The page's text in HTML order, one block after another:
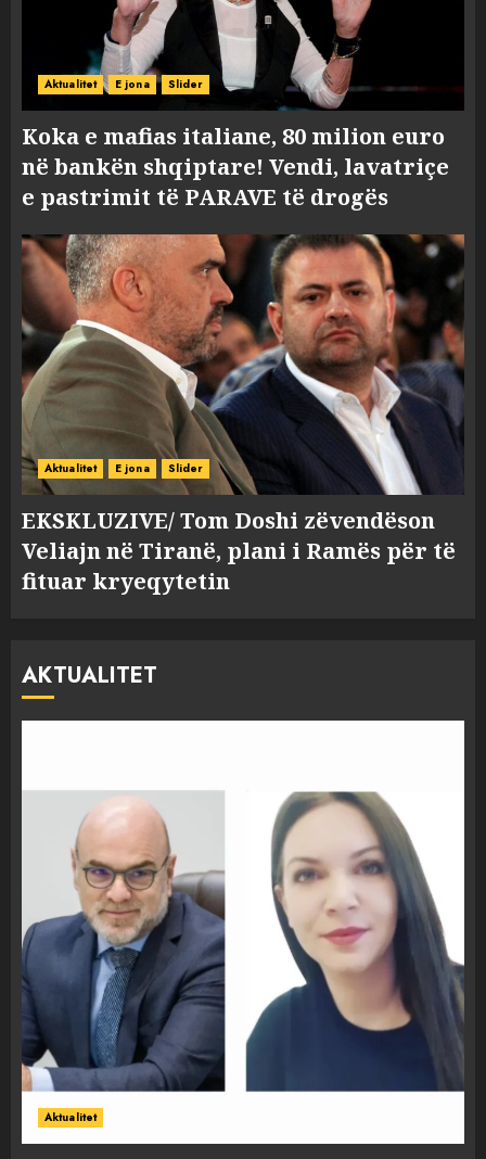
Aktualitet E jona Slider
Koka e mafias italiane, 80 milion euro
në bankën shqiptare! Vendi, lavatriçe
e pastrimit të PARAVE të drogës
Aktualitet E jona Slider
EKSKLUZIVE/ Tom Doshi zëvendëson
Veliajn në Tiranë, plani i Ramës për të
fituar kryeqytetin
AKTUALITET
Aktualitet